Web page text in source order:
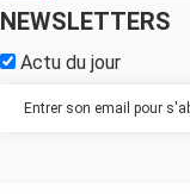
NEWSLETTERS
Actu du jour